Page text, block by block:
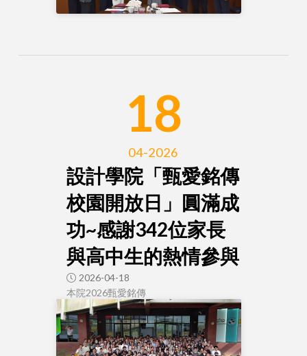
18
04-2026
設計學院「甄愛銘傳
校園開放日」圓滿成
功~感謝342位家長
與高中生的熱情參與
2026-04-18
本院2026甄愛銘傳